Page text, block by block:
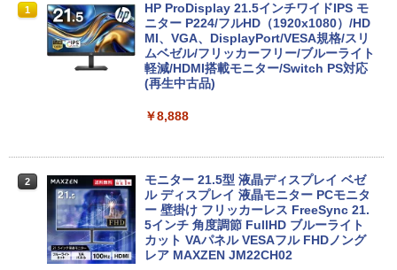
1
中古 ノートパソコン Windows11搭載 Of
fice付き NEC VKT16M7 第8世代 Core i5
14型 メモリ8GB SSD256GB 初期設定済
み 薄型 軽量 WEBカメラ 整備済み品 ノ
ートPC
Dドライブ】中古ノートパソコン 中古パ
ソコン 15.6インチ SSD128GB メモリ8G
B Core i5 第7世代 Microsoft Office付き
Windows11 富士通 Lifebook A747 ノー
トパソコン 中古 PC パソコン 中古ノート
PC SSD1TB メモリ16GB
1 HP(Inc.) M9L89A
￥9,730
| Windows11 | デスクトップ | 一年保証 |
￥9,980
【今だけ】全品ポイント10倍 お買い物マ
1
HP ProDisplay 21.5インチワイドIPS モ
ニター P224/フルHD（1920x1080）/HD
MI、VGA、DisplayPort/VESA規格/スリ
ムベゼル/フリッカーフリー/ブルーライト
軽減/HDMI搭載モニター/Switch PS対応
(再生中古品)
￥8,888
2
モニター 21.5型 液晶ディスプレイ ベゼ
ル ディスプレイ 液晶モニター PCモニタ
ー 壁掛け フリッカーレス FreeSync 21.
5インチ 角度調節 FullHD ブルーライト
カット VAパネル VESAフル FHDノング
レア MAXZEN JM22CH02